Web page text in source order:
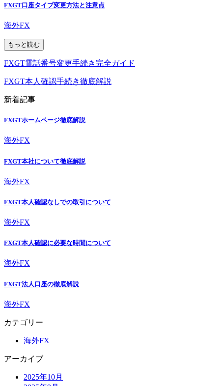
FXGT口座タイプ変更方法と注意点
海外FX
もっと読む
FXGT電話番号変更手続き完全ガイド
FXGT本人確認手続き徹底解説
新着記事
FXGTホームページ徹底解説
海外FX
FXGT本社について徹底解説
海外FX
FXGT本人確認なしでの取引について
海外FX
FXGT本人確認に必要な時間について
海外FX
FXGT法人口座の徹底解説
海外FX
カテゴリー
海外FX
アーカイブ
2025年10月